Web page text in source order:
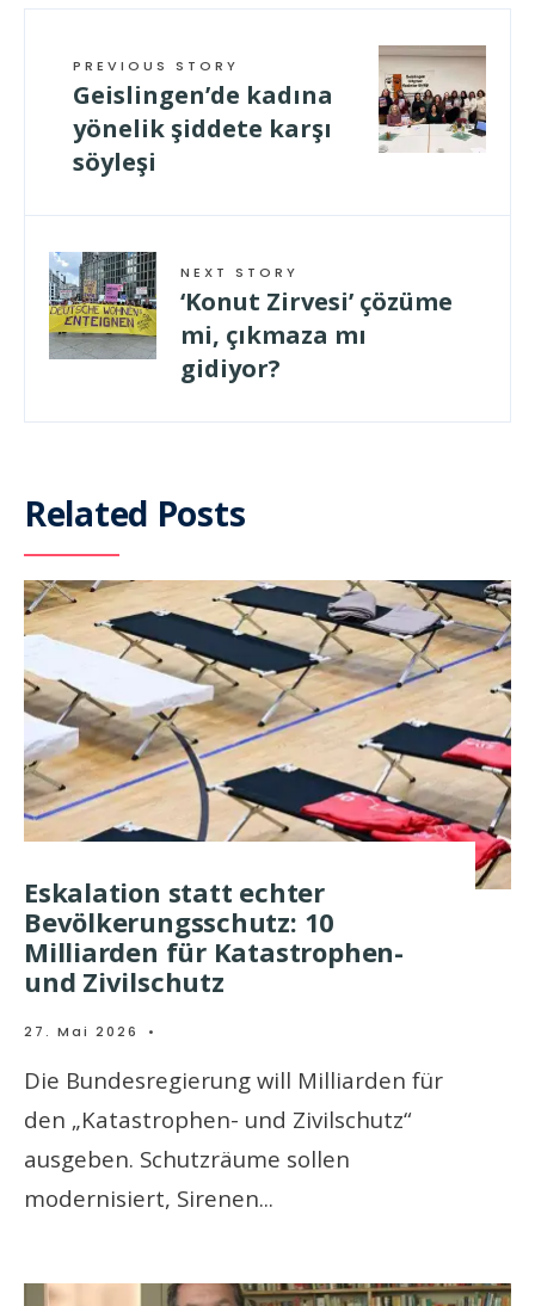
PREVIOUS STORY
Geislingen’de kadına
yönelik şiddete karşı
söyleşi
NEXT STORY
‘Konut Zirvesi’ çözüme
mi, çıkmaza mı
gidiyor?
Related Posts
Eskalation statt echter
Bevölkerungsschutz: 10
Milliarden für Katastrophen-
und Zivilschutz
27. Mai 2026 •
Die Bundesregierung will Milliarden für
den „Katastrophen- und Zivilschutz“
ausgeben. Schutzräume sollen
modernisiert, Sirenen...